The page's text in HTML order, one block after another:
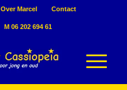
Over Marcel Contact
M 06 202 694 61